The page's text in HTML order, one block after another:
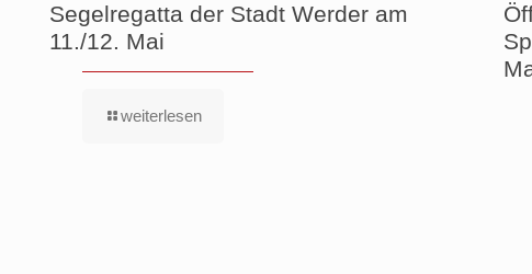
Segelregatta der Stadt Werder am
11./12. Mai
weiterlesen